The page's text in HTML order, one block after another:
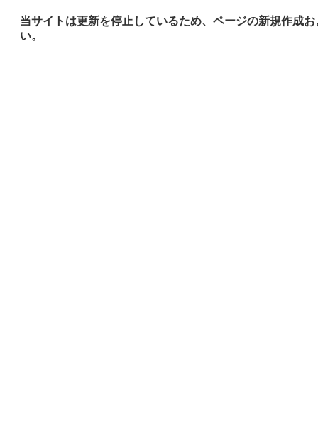
当サイトは更新を停止しているため、ページの新規作成
い。